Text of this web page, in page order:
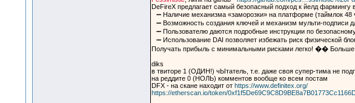
DeFireX предлагает самый безопасный подход к йелд
⠀➖ Наличие механизма «заморозки» на платформе (таймлок 48
⠀➖ Возможность создания ключей и механизм мульти-подписи
⠀➖ Пользователю даются подробные инструкции по
⠀➖ Использование DAI позволяет избежать риск физической
Получать прибыль с минимальными рисками легко! ��
diks
в твиторе 1 (ОДИН!) чЫтатель, т.е. даже своя супер-тима не
на реддите 0 (НОЛЬ) комментов вообще ко всем постам
DFX - на скане находит от https://www.definitex.org/
https://etherscan.io/token/